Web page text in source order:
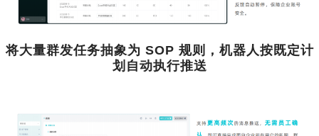
将大量群发任务抽象为 SOP 规则，机器人按既定计
划自动执行推送